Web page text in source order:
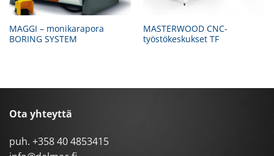
MAGGI – monikarapora
BORING SYSTEM
MASTERWOOD CNC-
työstökeskukset TF
Ota yhteyttä
puh. +358 40 4853415